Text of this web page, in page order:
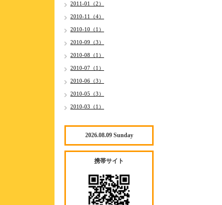
2011-01（2）
2010-11（4）
2010-10（1）
2010-09（3）
2010-08（1）
2010-07（1）
2010-06（3）
2010-05（3）
2010-03（1）
2026.08.09 Sunday
携帯サイト